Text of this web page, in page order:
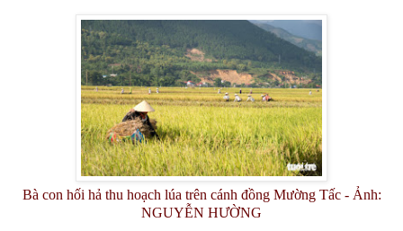
Bà con hối hả thu hoạch lúa trên cánh đồng Mường Tấc - Ảnh:
NGUYỄN HƯỜNG